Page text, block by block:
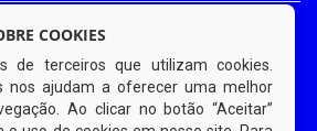
COVID-19
COOKIES
de terceiros que utilizam cookies.
nos ajudam a oferecer uma melhor
Ao clicar no botão “Aceitar”